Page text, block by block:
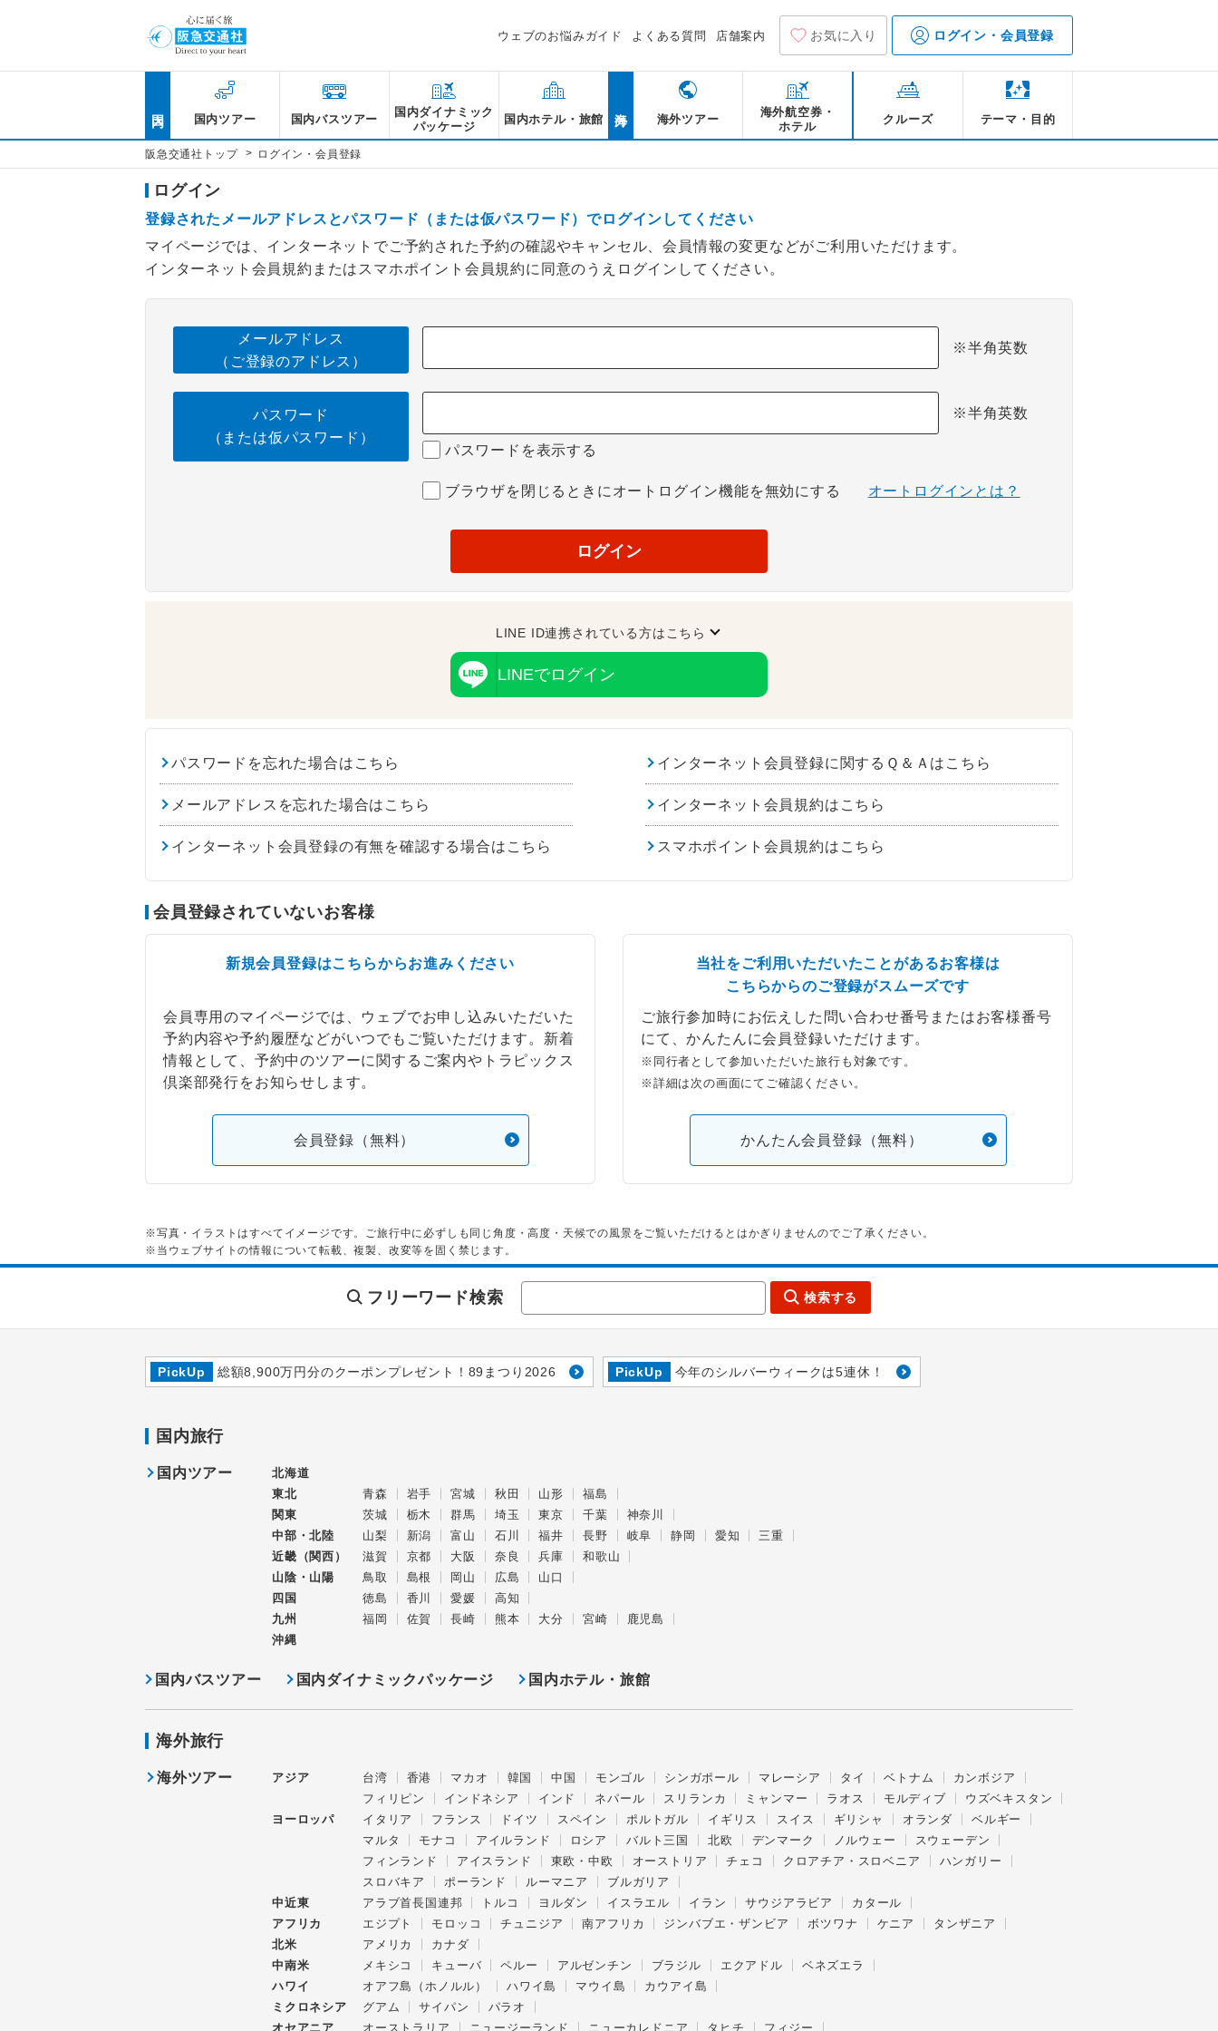
ウェブのお悩みガイド よくある質問 店舗案内 お気に入り ログイン・会員登録
国内ツアー 国内バスツアー
国内ダイナミック
パッケージ
国内ホテル・旅館 海外ツアー
海外航空券・
ホテル
クルーズ テーマ・目的
阪急交通社トップ > ログイン・会員登録
ログイン
登録されたメールアドレスとパスワード（または仮パスワード）でログインしてください
マイページでは、インターネットでご予約された予約の確認やキャンセル、会員情報の変更などがご利用いただけます。
インターネット会員規約またはスマホポイント会員規約に同意のうえログインしてください。
メールアドレス
（ご登録のアドレス）
※半角英数
パスワード
（または仮パスワード）
※半角英数
パスワードを表示する
ブラウザを閉じるときにオートログイン機能を無効にする オートログインとは？
ログイン
LINE ID連携されている方はこちら
LINEでログイン
パスワードを忘れた場合はこちら インターネット会員登録に関するＱ＆Ａはこちら
メールアドレスを忘れた場合はこちら インターネット会員規約はこちら
インターネット会員登録の有無を確認する場合はこちら スマホポイント会員規約はこちら
会員登録されていないお客様
新規会員登録はこちらからお進みください
会員専用のマイページでは、ウェブでお申し込みいただいた
予約内容や予約履歴などがいつでもご覧いただけます。新着
情報として、予約中のツアーに関するご案内やトラピックス
倶楽部発行をお知らせします。
会員登録（無料）
当社をご利用いただいたことがあるお客様は
こちらからのご登録がスムーズです
ご旅行参加時にお伝えした問い合わせ番号またはお客様番号
にて、かんたんに会員登録いただけます。
※同行者として参加いただいた旅行も対象です。
※詳細は次の画面にてご確認ください。
かんたん会員登録（無料）
※写真・イラストはすべてイメージです。ご旅行中に必ずしも同じ角度・高度・天候での風景をご覧いただけるとはかぎりませんのでご了承ください。
※当ウェブサイトの情報について転載、複製、改変等を固く禁じます。
フリーワード検索 検索する
PickUp 総額8,900万円分のクーポンプレゼント！89まつり2026 PickUp 今年のシルバーウィークは5連休！
国内旅行
国内ツアー
北海道
東北
青森 岩手 宮城 秋田 山形
福島
関東
茨城 栃木 群馬 埼玉 東京 千葉
神奈川
中部・北陸
山梨 新潟 富山 石川 福井 長野 岐阜 静岡 愛知
三重
近畿（関西）
滋賀 京都 大阪 奈良 兵庫
和歌山
山陰・山陽
鳥取 島根 岡山 広島
山口
四国
徳島 香川 愛媛
高知
九州
福岡 佐賀 長崎 熊本 大分 宮崎
鹿児島
沖縄
国内バスツアー 国内ダイナミックパッケージ 国内ホテル・旅館
海外旅行
海外ツアー アジア 台湾 香港 マカオ 韓国 中国 モンゴル シンガポール マレーシア タイ ベトナム
カンボジア
フィリピン
インドネシア インド ネパール スリランカ ミャンマー ラオス モルディブ
ウズベキスタン
ヨーロッパ
イタリア フランス ドイツ スペイン ポルトガル イギリス スイス ギリシャ オランダ
ベルギー
マルタ
モナコ アイルランド ロシア バルト三国 北欧 デンマーク ノルウェー
スウェーデン
フィンランド
アイスランド 東欧・中欧 オーストリア チェコ クロアチア・スロベニア
ハンガリー
スロバキア
ポーランド ルーマニア
ブルガリア
中近東
アラブ首長国連邦 トルコ ヨルダン イスラエル イラン サウジアラビア
カタール
アフリカ
エジプト モロッコ チュニジア 南アフリカ ジンバブエ・ザンビア ボツワナ ケニア
タンザニア
北米
アメリカ
カナダ
中南米
メキシコ キューバ ペルー アルゼンチン ブラジル エクアドル
ベネズエラ
ハワイ
オアフ島（ホノルル） ハワイ島 マウイ島
カウアイ島
ミクロネシア
グアム サイパン
パラオ
オセアニア
オーストラリア ニュージーランド ニューカレドニア タヒチ フィジー